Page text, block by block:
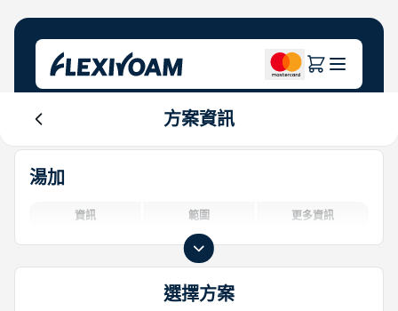
投資者中心
物聯網解決方案
Login
方案資訊
湯加
資訊 範圍 更多資訊
選擇方案